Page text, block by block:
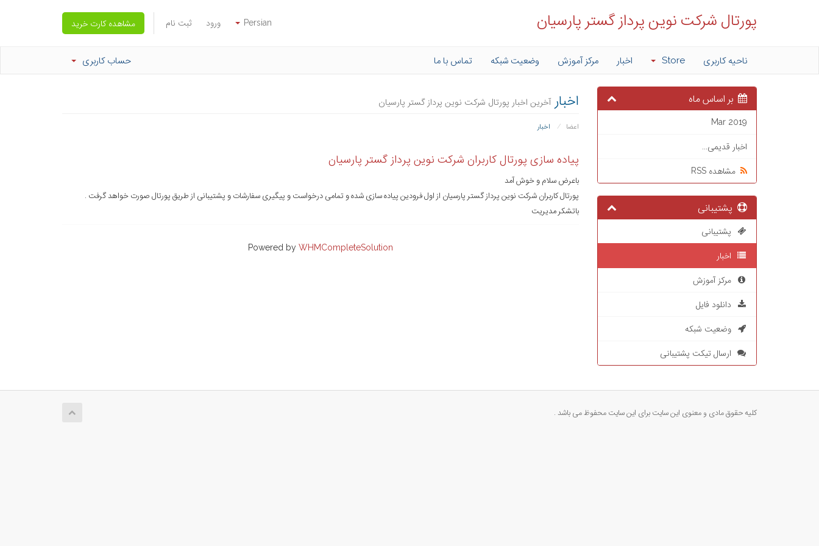
Persian ورود ثبت نام مشاهده کارت خرید پورتال شرکت نوین پرداز گستر پارسیان
ناحیه کاربری Store اخبار مرکز آموزش وضعیت شبکه تماس با ما حساب کاربری
اخبارآخرین اخبار پورتال شرکت نوین پرداز گستر پارسیان
اعضا اخبار
بر اساس ماه
Mar 2019
اخبار قدیمی...
مشاهده RSS
پیاده سازی پورتال کاربران شرکت نوین پرداز گستر پارسیان
باعرض سلام و خوش آمد
پورتال کاربران شرکت نوین پرداز گستر پارسیان از اول فرودین پیاده سازی شده و تمامی درخواست و پیگیری سفارشات و پشتیبانی از طریق پورتال صورت خواهد گرفت .
باتشکر مدیریت
Powered by WHMCompleteSolution
پشتیبانی
پشتیبانی
اخبار
مرکز آموزش
دانلود فایل
وضعیت شبکه
ارسال تیکت پشتیبانی
کلیه حقوق مادی و معنوی این سایت برای این سایت محفوظ می باشد .